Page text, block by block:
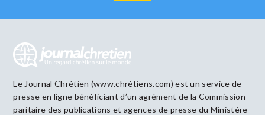
Le Journal Chrétien (www.chrétiens.com) est un service de
presse en ligne bénéficiant d’un agrément de la Commission
paritaire des publications et agences de presse du Ministère